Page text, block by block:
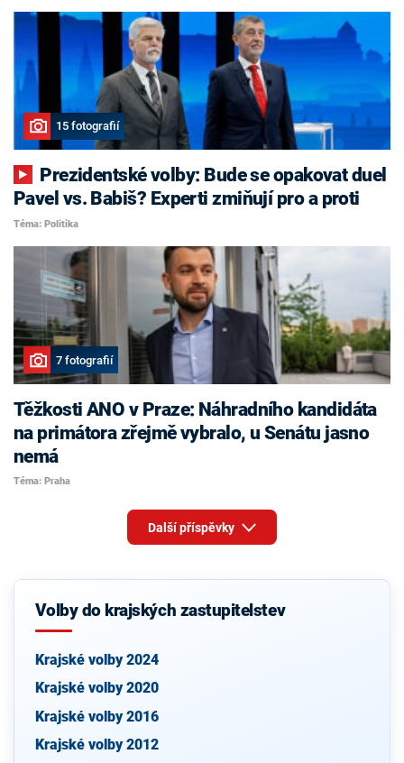
15 fotografií
Pavel vs. Babiš? Experti zmiňují pro a proti
Téma: Politika
7 fotografií
Těžkosti ANO v Praze: Náhradního kandidáta
na primátora zřejmě vybralo, u Senátu jasno
nemá
Téma: Praha
Další příspěvky
Volby do krajských zastupitelstev
Krajské volby 2024
Krajské volby 2020
Krajské volby 2016
Krajské volby 2012